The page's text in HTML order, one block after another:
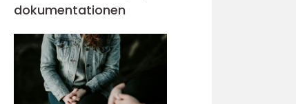
dokumentationen